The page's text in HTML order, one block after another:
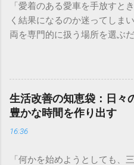
「愛着のある愛車を手放すと
く結果になるのか迷ってしま
両を専門的に扱う場所を選ぶ
いるなら、まずは気軽に相談
愛車の査定についてプロに相
車両、今の本当の価値はどれ
はありませんか。日々の業務
車などの車両は、企業にとっ
ざその価値を正確に把握しよ
生活改善の知恵袋：日々
豊かな時間を作り出す
16:36
「何かを始めようとしても、